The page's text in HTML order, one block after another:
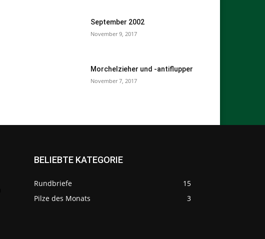
September 2002
November 9, 2017
Morchelzieher und -antiflupper
November 7, 2017
BELIEBTE KATEGORIE
Rundbriefe
15
Pilze des Monats
3